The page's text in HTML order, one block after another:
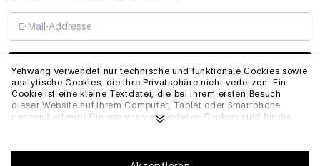
Yehwang verwendet nur technische und funktionale Cookies sowie
analytische Cookies, die Ihre Privatsphäre nicht verletzen. Ein
Cookie ist eine kleine Textdatei, die bei Ihrem ersten Besuch
dieser Website auf Ihrem Computer, Tablet oder Smartphone
gespeichert wird.Die von uns verwendeten Cookies sind für die
Website, ordnungsgemäß zu funktionieren und z.B. Ihre
bevorzugten Einstellungen zu speichern. Sie ermöglichen es uns
ABONNIEREN
INFO